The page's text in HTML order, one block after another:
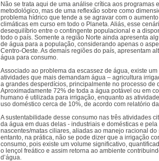
Não se trata aqui de uma análise crítica aos programas
metodológico, mas de uma reflexão sobre como
problema hídrico que tende a se agravar com o
climáticas em curso em todo o Planeta. Aliás, esse
desequilíbrio entre o contingente populacional e a
todo o país. Somente a região Norte ainda apresenta
de água para a população, considerando apenas o
Centro-Oeste. As demais regiões do país, apresentam
água para consumo.
Associado ao problema da escassez de água, existe
atividades que mais demandam água – agricultura
a grandes desperdícios, principalmente no processo de
Aproximadamente 72% de toda a água potável ou em
humano é utilizada para irrigação, enquanto as
uso doméstico cerca de 10%, de acordo com relatório
A sustentabilidade desse consumo nas três atividades
da água em duas delas - industriais e domésticas e
nascentes/matas ciliares, aliadas ao manejo racional
entanto, na prática, não se pode dizer que a irrigação
consumo, pois existe um volume significativo,
o lençol freático e assim retorna ao ambiente
d’água.